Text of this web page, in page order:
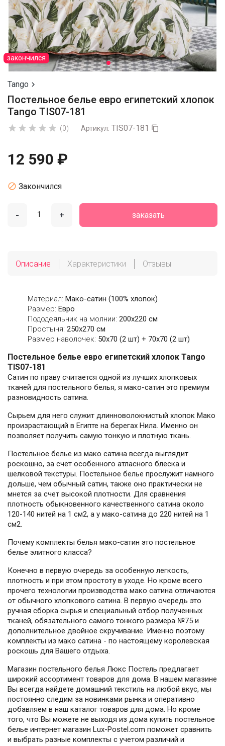
закончился
Tango 
Постельное белье евро египетский хлопок
Tango TIS07-181
     (0) Артикул: TIS07-181 
12 590 ₽
 Закончился
- + заказать
Описание Характеристики Отзывы
Материал: Мако-сатин (100% хлопок)
Размер: Евро
Пододеяльник на молнии: 200х220 см
Простыня: 250х270 см
Размер наволочек: 50x70 (2 шт) + 70x70 (2 шт)
Постельное белье евро египетский хлопок Tango
TIS07-181
Сатин по праву считается одной из лучших хлопковых
тканей для постельного белья, я мако-сатин это премиум
разновидность сатина.
Сырьем для него служит длинноволокнистый хлопок Мако
произрастающий в Египте на берегах Нила. Именно он
позволяет получить самую тонкую и плотную ткань.
Постельное белье из мако сатина всегда выглядит
роскошно, за счет особенного атласного блеска и
шелковой текстуры. Постельное белье прослужит намного
дольше, чем обычный сатин, также оно практически не
мнется за счет высокой плотности. Для сравнения
плотность обыкновенного качественного сатина около
120-140 нитей на 1 см2, а у мако-сатина до 220 нитей на 1
см2.
Почему комплекты белья мако-сатин это постельное
белье элитного класса?
Конечно в первую очередь за особенную легкость,
плотность и при этом простоту в уходе. Но кроме всего
прочего технологии производства мако сатина отличаются
от обычного хлопкового сатина. В первую очередь это
ручная сборка сырья и специальный отбор полученных
тканей, обязательного самого тонкого размера №75 и
дополнительное двойное скручивание. Именно поэтому
комплекты из мако сатина - по настоящему королевская
роскошь для Вашего отдыха.
Магазин постельного белья Люкс Постель предлагает
широкий ассортимент товаров для дома. В нашем магазине
Вы всегда найдете домашний текстиль на любой вкус, мы
постоянно следим за новинками рынка и оперативно
добавляем в наш каталог товаров для дома. Но кроме
того, что Вы можете не выходя из дома купить постельное
белье интернет магазин Lux-Postel.com поможет сравнить
и выбрать разные комплекты с учетом различий и